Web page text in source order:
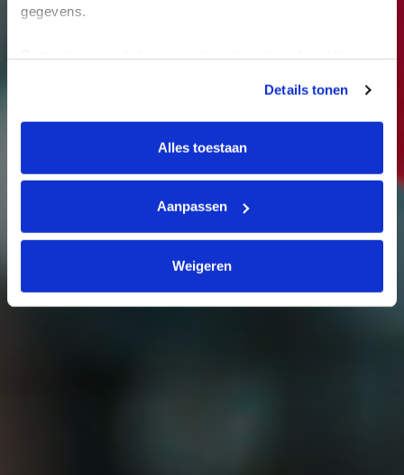
gegevens.
tonen. Je kunt je toestemming op elk moment wijzigen of
intrekken via Cookie instellingen onderaan de pagina. De
lijst met cookies is te vinden in het tabblad “details”.
Details tonen
Alles toestaan
Aanpassen
Weigeren